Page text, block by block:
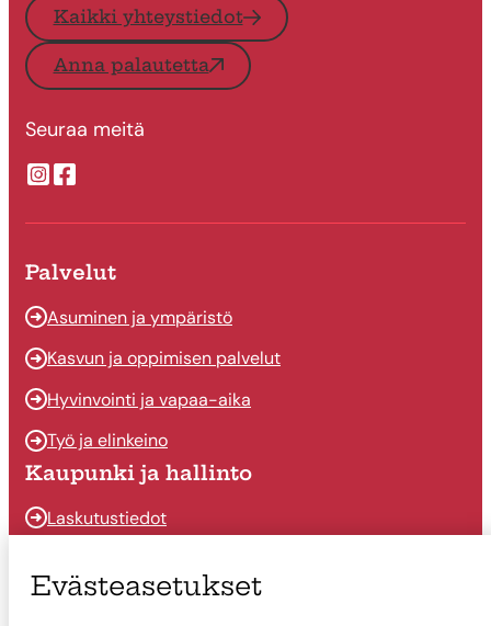
Kaikki yhteystiedot
Anna palautetta
Seuraa meitä
Suonenjoen kaupungin Instragram
Suonenjoen kaupungin Facebook
Palvelut
Asuminen ja ympäristö
Kasvun ja oppimisen palvelut
Hyvinvointi ja vapaa-aika
Työ ja elinkeino
Kaupunki ja hallinto
Laskutustiedot
Päätöksenteko
Evästeasetukset